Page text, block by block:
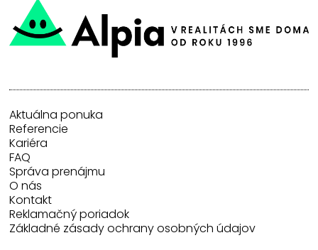
Aktuálna ponuka
Referencie
Kariéra
FAQ
Správa prenájmu
O nás
Kontakt
Reklamačný poriadok
Základné zásady ochrany osobných údajov